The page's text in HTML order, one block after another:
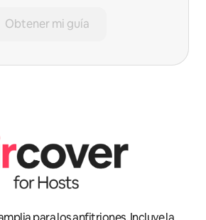
Obtener mi guía